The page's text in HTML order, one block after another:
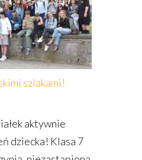
szlakami!
aktywnie
dziecka! Klasa 7